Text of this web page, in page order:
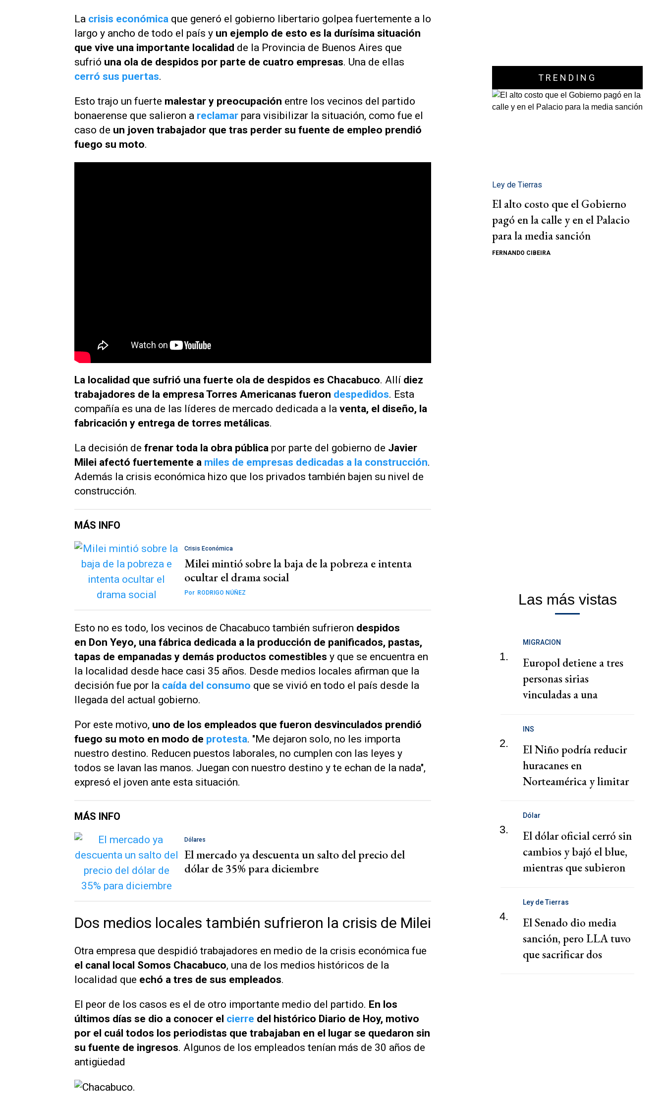
La crisis económica que generó el gobierno libertario golpea fuertemente a lo
largo y ancho de todo el país y un ejemplo de esto es la durísima situación
que vive una importante localidad de la Provincia de Buenos Aires que
sufrió una ola de despidos por parte de cuatro empresas. Una de ellas
cerró sus puertas.
Esto trajo un fuerte malestar y preocupación entre los vecinos del partido
bonaerense que salieron a reclamar para visibilizar la situación, como fue el
caso de un joven trabajador que tras perder su fuente de empleo prendió
fuego su moto.
La localidad que sufrió una fuerte ola de despidos es Chacabuco. Allí diez
trabajadores de la empresa Torres Americanas fueron despedidos. Esta
compañía es una de las líderes de mercado dedicada a la venta, el diseño, la
fabricación y entrega de torres metálicas.
La decisión de frenar toda la obra pública por parte del gobierno de Javier
Milei afectó fuertemente a miles de empresas dedicadas a la construcción.
Además la crisis económica hizo que los privados también bajen su nivel de
construcción.
MÁS INFO
Crisis Económica
Milei mintió sobre la baja de la pobreza e intenta
ocultar el drama social
Por RODRIGO NÚÑEZ
Esto no es todo, los vecinos de Chacabuco también sufrieron despidos
en Don Yeyo, una fábrica dedicada a la producción de panificados, pastas,
tapas de empanadas y demás productos comestibles y que se encuentra en
la localidad desde hace casi 35 años. Desde medios locales afirman que la
decisión fue por la caída del consumo que se vivió en todo el país desde la
llegada del actual gobierno.
Por este motivo, uno de los empleados que fueron desvinculados prendió
fuego su moto en modo de protesta. "Me dejaron solo, no les importa
nuestro destino. Reducen puestos laborales, no cumplen con las leyes y
todos se lavan las manos. Juegan con nuestro destino y te echan de la nada",
expresó el joven ante esta situación.
MÁS INFO
Dólares
El mercado ya descuenta un salto del precio del
dólar de 35% para diciembre
Dos medios locales también sufrieron la crisis de Milei
Otra empresa que despidió trabajadores en medio de la crisis económica fue
el canal local Somos Chacabuco, una de los medios históricos de la
localidad que echó a tres de sus empleados.
El peor de los casos es el de otro importante medio del partido. En los
últimos días se dio a conocer el cierre del histórico Diario de Hoy, motivo
por el cuál todos los periodistas que trabajaban en el lugar se quedaron sin
su fuente de ingresos. Algunos de los empleados tenían más de 30 años de
antigüedad
TRENDING
Ley de Tierras
El alto costo que el Gobierno
pagó en la calle y en el Palacio
para la media sanción
FERNANDO CIBEIRA
Las más vistas
1.
MIGRACION
Europol detiene a tres
personas sirias
vinculadas a una
de migrantes
2.
INS
El Niño podría reducir
huracanes en
Norteamérica y limitar
Zurich
3.
Dólar
El dólar oficial cerró sin
cambios y bajó el blue,
mientras que subieron
4.
Ley de Tierras
El Senado dio media
sanción, pero LLA tuvo
que sacrificar dos